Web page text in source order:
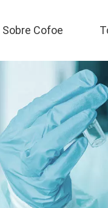
Sobre Cofoe